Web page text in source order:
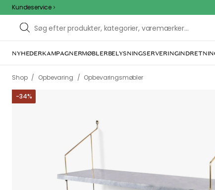
Kundeservice
NYHEDERKAMPAGNERMØBLERBELYSNINGSERVERING
Shop / Opbevaring / Opbevaringsmøbler
-34%